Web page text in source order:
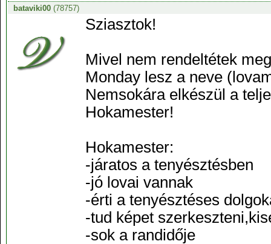
bataviki00(78757)
Sziasztok!
Mivel nem rendeltétek
Monday lesz a neve
Nemsokára elkészül a
Hokamester!
Hokamester:
-járatos a tenyésztésben
-jó lovai vannak
-érti a tenyésztéses
-tud képet
-sok a randidője